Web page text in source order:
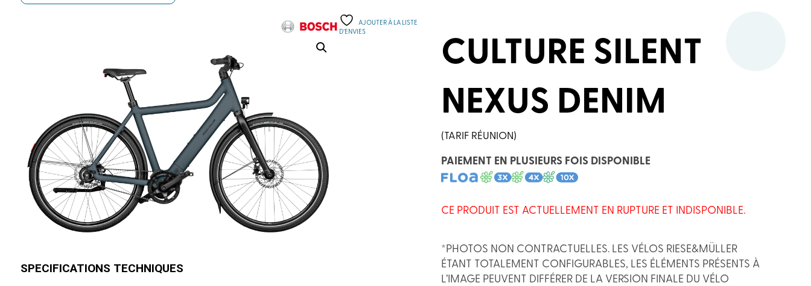
SPECIFICATIONS TECHNIQUES
AJOUTER À LA LISTE
D’ENVIES
CULTURE SILENT
NEXUS DENIM
(TARIF RÉUNION)
PAIEMENT EN PLUSIEURS FOIS DISPONIBLE
CE PRODUIT EST ACTUELLEMENT EN RUPTURE ET INDISPONIBLE.
*PHOTOS NON CONTRACTUELLES. LES VÉLOS RIESE&MÜLLER
ÉTANT TOTALEMENT CONFIGURABLES, LES ÉLÉMENTS PRÉSENTS À
L’IMAGE PEUVENT DIFFÉRER DE LA VERSION FINALE DU VÉLO